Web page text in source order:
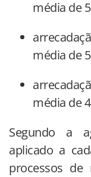
média de
média de
média de
Segundo a
aplicado a
processos